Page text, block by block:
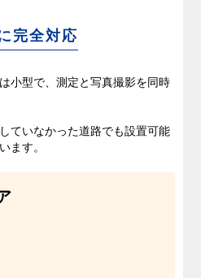
完全対応
小型で、測定と写真撮影を同時
ていなかった道路でも設置可能
ます。